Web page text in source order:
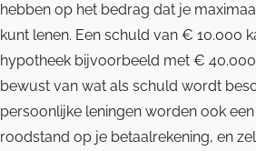
hebben op het bedrag dat je
kunt lenen. Een schuld van € 10.000
hypotheek bijvoorbeeld met €
bewust van wat als schuld wordt
persoonlijke leningen worden ook
roodstand op je betaalrekening, en